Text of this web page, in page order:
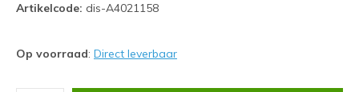
Artikelcode: dis-A4021158
Op voorraad: Direct leverbaar